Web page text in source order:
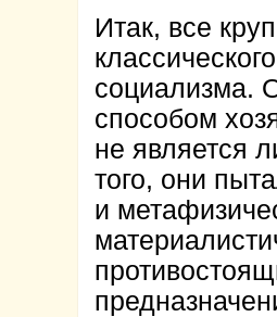
Итак, все
социализма.
способом
не является
того, они
и